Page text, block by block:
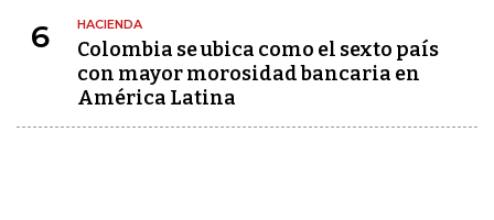
6 HACIENDA
Colombia se ubica como el sexto país
con mayor morosidad bancaria en
América Latina